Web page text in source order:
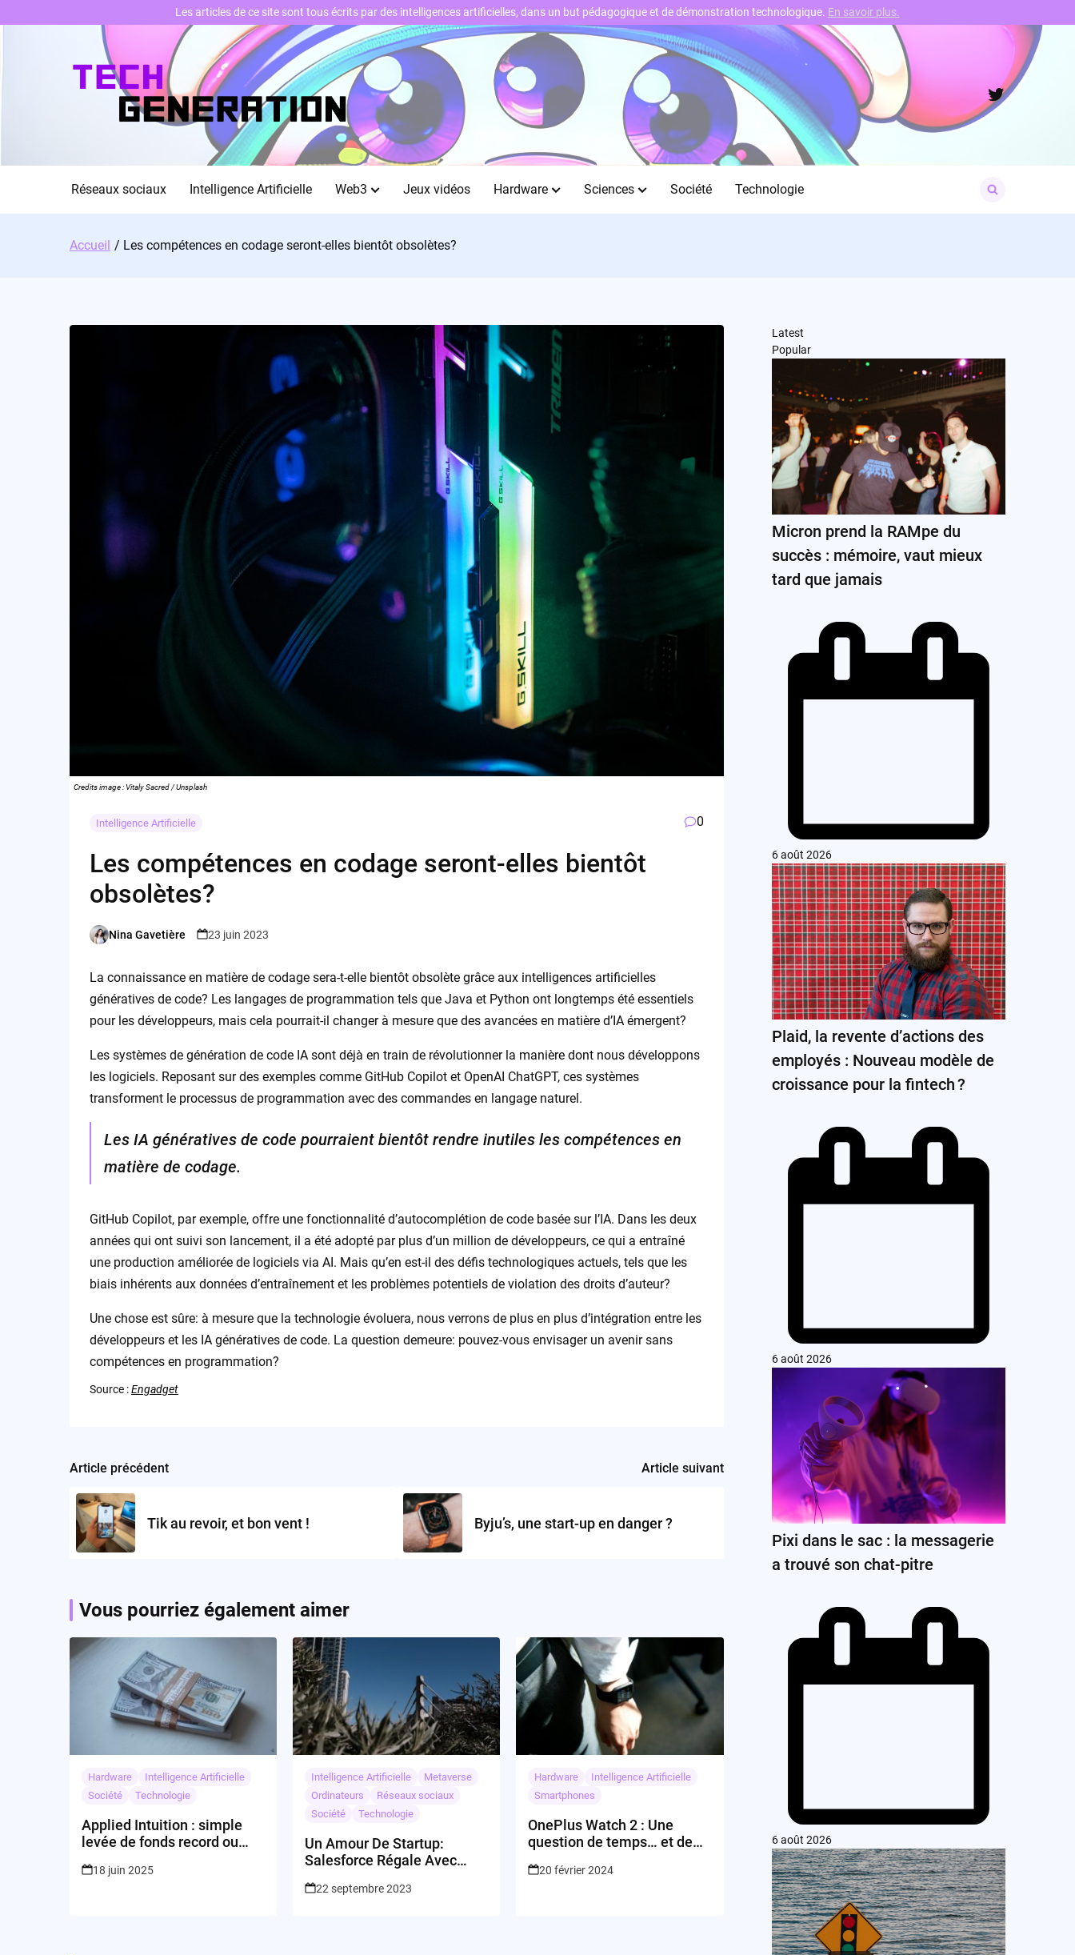
Twitter
Réseaux sociaux Intelligence Artificielle Web3 Jeux vidéos Hardware Sciences Société Technologie
for:
Accueil Les compétences en codage seront-elles bientôt obsolètes?
Credits image : Vitaly Sacred / Unsplash
Intelligence Artificielle 0
Les compétences en codage seront-elles bientôt
obsolètes?
Posted
Nina Gavetière 23 juin 2023
La connaissance en matière de codage sera-t-elle bientôt obsolète grâce aux intelligences artificielles
génératives de code? Les langages de programmation tels que Java et Python ont longtemps été essentiels
pour les développeurs, mais cela pourrait-il changer à mesure que des avancées en matière d’IA émergent?
Les systèmes de génération de code IA sont déjà en train de révolutionner la manière dont nous développons
les logiciels. Reposant sur des exemples comme GitHub Copilot et OpenAI ChatGPT, ces systèmes
transforment le processus de programmation avec des commandes en langage naturel.
Les IA génératives de code pourraient bientôt rendre inutiles les compétences en
matière de codage.
GitHub Copilot, par exemple, offre une fonctionnalité d’autocomplétion de code basée sur l’IA. Dans les deux
années qui ont suivi son lancement, il a été adopté par plus d’un million de développeurs, ce qui a entraîné
une production améliorée de logiciels via AI. Mais qu’en est-il des défis technologiques actuels, tels que les
biais inhérents aux données d’entraînement et les problèmes potentiels de violation des droits d’auteur?
Une chose est sûre: à mesure que la technologie évoluera, nous verrons de plus en plus d’intégration entre les
développeurs et les IA génératives de code. La question demeure: pouvez-vous envisager un avenir sans
compétences en programmation?
Source :Engadget
Post
navigation
Article précédent
Tik au revoir, et bon vent !
Article suivant
Byju’s, une start-up en danger ?
Vous pourriez également aimer
Hardware
Intelligence Artificielle
Société
Technologie
Applied Intuition : simple
levée de fonds record ou
l’autonomie des véhicules ?
18 juin 2025
Intelligence Artificielle
Metaverse
Ordinateurs
Réseaux sociaux
Société
Technologie
Un Amour De Startup:
Salesforce Régale Avec
22 septembre 2023
Hardware
Intelligence Artificielle
Smartphones
OnePlus Watch 2 : Une
question de temps… et de
20 février 2024
Latest
Popular
Micron prend la RAMpe du
succès : mémoire, vaut mieux
tard que jamais
6 août 2026
Plaid, la revente d’actions des
employés : Nouveau modèle de
croissance pour la fintech ?
6 août 2026
Pixi dans le sac : la messagerie
a trouvé son chat-pitre
6 août 2026
Les articles de ce site sont tous écrits par des intelligences artificielles, dans un but pédagogique et de démonstration technologique. En savoir plus.